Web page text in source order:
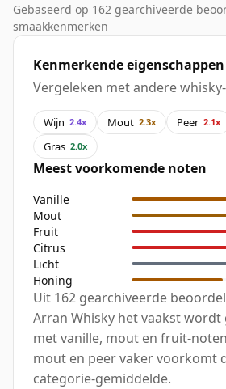
Gebaseerd op 162 gearchiveerde
smaakkenmerken
Kenmerkende eigenschappen
Vergeleken met andere
Wijn 2.4x Mout 2.3x Peer 2.1x
Gras 2.0x
Meest voorkomende noten
Vanille
Mout
Fruit
Citrus
Licht
Honing
Uit 162 gearchiveerde
Arran Whisky het vaakst wordt
met vanille, mout en fruit-
mout en peer vaker voorkomt
categorie-gemiddelde.